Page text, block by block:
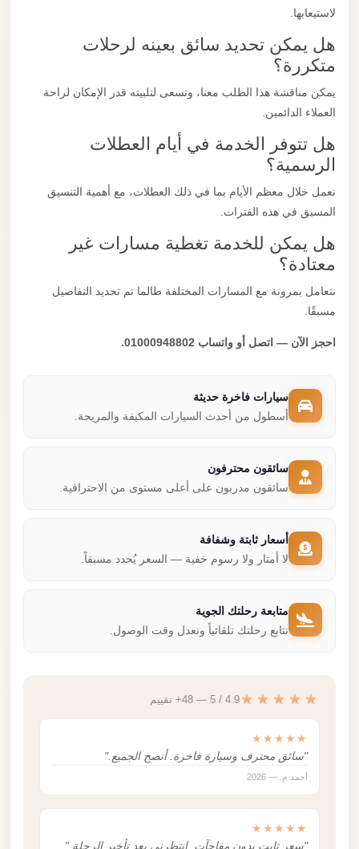
لاستيعابها.
هل يمكن تحديد سائق بعينه لرحلات
متكررة؟
يمكن مناقشة هذا الطلب معنا، ونسعى لتلبيته قدر الإمكان لراحة
العملاء الدائمين.
هل تتوفر الخدمة في أيام العطلات
الرسمية؟
نعمل خلال معظم الأيام بما في ذلك العطلات، مع أهمية التنسيق
المسبق في هذه الفترات.
هل يمكن للخدمة تغطية مسارات غير
معتادة؟
نتعامل بمرونة مع المسارات المختلفة طالما تم تحديد التفاصيل
مسبقًا.
احجز الآن — اتصل أو واتساب 01000948802.
سيارات فاخرة حديثة
أسطول من أحدث السيارات المكيفة والمريحة.
سائقون محترفون
سائقون مدربون على أعلى مستوى من الاحترافية.
أسعار ثابتة وشفافة
لا أمتار ولا رسوم خفية — السعر يُحدد مسبقاً.
متابعة رحلتك الجوية
نتابع رحلتك تلقائياً ونعدل وقت الوصول.
★★★★★4.9 / 5 — 48+ تقييم
★★★★★
"سائق محترف وسيارة فاخرة. أنصح الجميع."
أحمد م. — 2026
★★★★★
"سعر ثابت بدون مفاجآت. انتظرني بعد تأخير الرحلة."